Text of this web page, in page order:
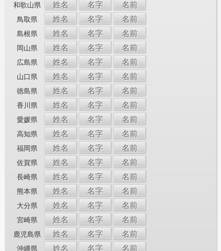
和歌山県 姓名 名字 名前
鳥取県 姓名 名字 名前
島根県 姓名 名字 名前
岡山県 姓名 名字 名前
広島県 姓名 名字 名前
山口県 姓名 名字 名前
徳島県 姓名 名字 名前
香川県 姓名 名字 名前
愛媛県 姓名 名字 名前
高知県 姓名 名字 名前
福岡県 姓名 名字 名前
佐賀県 姓名 名字 名前
長崎県 姓名 名字 名前
熊本県 姓名 名字 名前
大分県 姓名 名字 名前
宮崎県 姓名 名字 名前
鹿児島県 姓名 名字 名前
沖縄県 姓名 名字 名前